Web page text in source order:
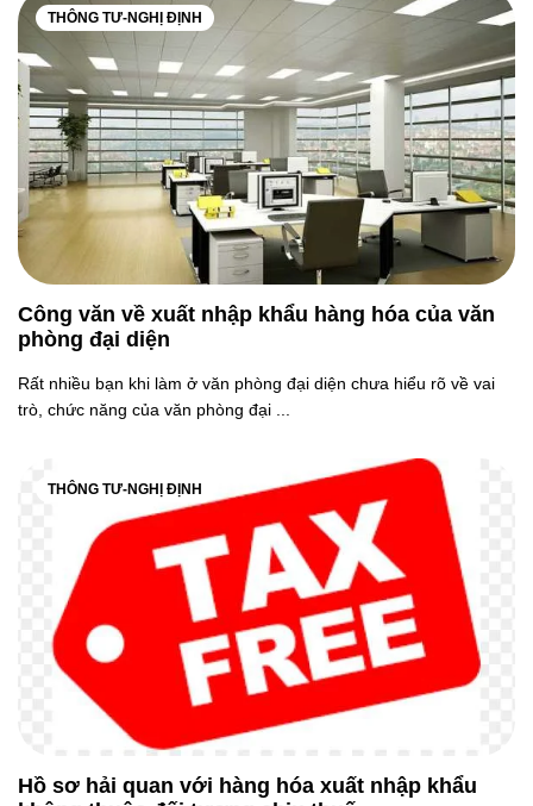
THÔNG TƯ-NGHỊ ĐỊNH
Công văn về xuất nhập khẩu hàng hóa của văn
phòng đại diện
Rất nhiều bạn khi làm ở văn phòng đại diện chưa hiểu rõ về vai
trò, chức năng của văn phòng đại ...
THÔNG TƯ-NGHỊ ĐỊNH
Hồ sơ hải quan với hàng hóa xuất nhập khẩu